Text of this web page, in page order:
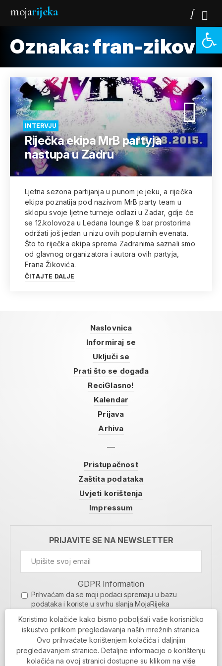
mojarijeka
Oznaka:fran-zikovic
INTERVJU
Riječka ekipa MrB partyja
nastupa u Zadru
Ljetna sezona partijanja u punom je jeku, a riječka
ekipa poznatija pod nazivom MrB party team u
sklopu svoje ljetne turneje odlazi u Zadar, gdje će
se 12.kolovoza u Ledana lounge & bar prostorima
održati još jedan u nizu ovih popularnih evenata.
Što to riječka ekipa sprema Zadranima saznali smo
od glavnog organizatora i autora ovih partyja,
Frana Žikovića.
ČITAJTE DALJE
Naslovnica
Informiraj se
Uključi se
Prati što se događa
ReciGlasno!
Kalendar
Prijava
Arhiva
Pristupačnost
Zaštita podataka
Uvjeti korištenja
Impressum
PRIJAVITE SE NA NEWSLETTER
GDPR Information
Prihvaćam da se moji podaci spremaju u bazu
podataka i koriste u svrhu slanja MojaRijeka
MOJARIJEKA NEWSLETTER
PRIJAVI SE
Koristimo kolačiće kako bismo poboljšali vaše korisničko
iskustvo prilikom pregledavanja naših mrežnih stranica.
Ovo prihvaćate korištenjem kolačića i daljnjim
pregledavanjem stranice. Detaljne informacije o korištenju
kolačića na ovoj stranici dostupne su klikom na više